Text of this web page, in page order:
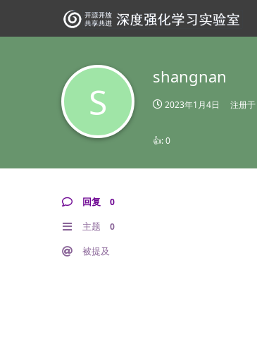
S
shangnan
2023年1月4日 注册于
👍:0
回复 0
主题 0
被提及